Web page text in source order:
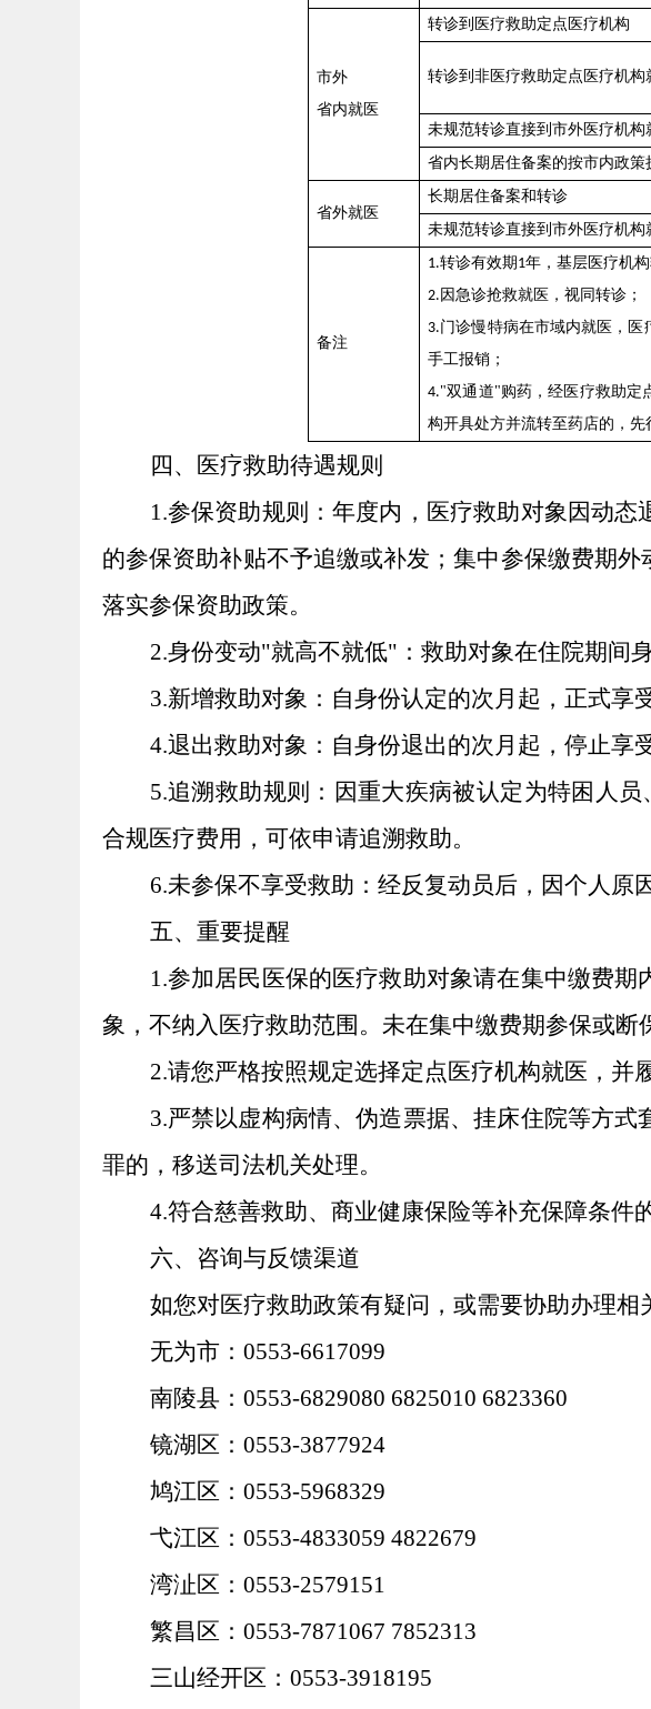
市外
省内就医
转诊到医疗救助定点医疗机构
转诊到非医疗救助定点医疗机构
未规范转诊直接到市外 医疗机构
省内长期居住备案的按市内政策
省外就医
长期居住备案和转诊
未规范转诊直接到市外 医疗机构
备注
1.转诊有效期 1年，基层医疗机
2. 因急诊抢救就医，视同转诊；
3.门诊慢特病在市域内就医，
手工报销；
4."双通道"购药，经医疗救助定
构开具处方并流转至药店的，先
四、医疗救助待遇规则
1.参保资助规则：年度内，医疗救助对象因动
的参保资助补贴不予追缴或补发；集中参保缴费期
落实参保资助政策。
2.身份变动"就高不就低"：救助对象在住院期间
3.新增救助对象：自身份认定的次月起，正式享
4.退出救助对象：自身份退出的次月起，停止享
5.追溯救助规则：因重大疾病被认定为特困人
合规医疗费用，可依申请追溯救助。
6.未参保不享受救助：经反复动员后，因个人原
五、重要提醒
1.参加居民医保的医疗救助对象请在集中缴费
象，不纳入医疗救助范围。未在集中缴费期参保或断
2.请您严格按照规定选择定点医疗机构就医，并
3.严禁以虚构病情、伪造票据、挂床住院等方
罪的，移送司法机关处理。
4.符合慈善救助、商业健康保险等补充保障条件
六、咨询与反馈渠道
如您对医疗救助政策有疑问，或需要协助办理相
无为市： 0553-6617099
南陵县： 0553-6829080 6825010 6823360
镜湖区： 0553-3877924
鸠江区： 0553-5968329
弋江区： 0553-4833059 4822679
湾沚区： 0553-2579151
繁昌区： 0553-7871067 7852313
三山经开区： 0553-3918195